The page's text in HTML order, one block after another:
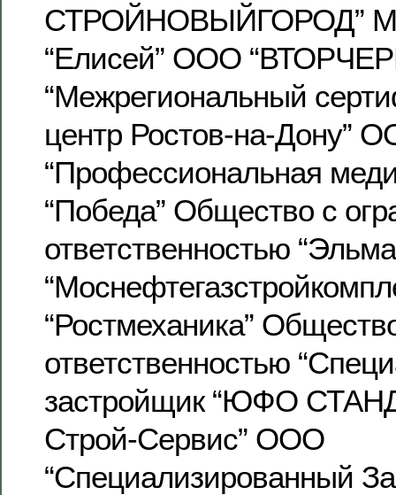
СТРОЙНОВЫЙГОРОД”
“Елисей” ООО
“Межрегиональный
центр Ростов-на-Дону”
“Профессиональная
“Победа” Общество с
ответственностью
“Ростмеханика”
ответственностью
застройщик “ЮФО
Строй-Сервис” ООО
“Специализированный